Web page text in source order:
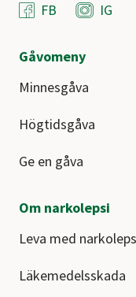
FB IG
Gåvomeny
Minnesgåva
Högtidsgåva
Ge en gåva
Om narkolepsi
Leva med
Läkemedelsskada